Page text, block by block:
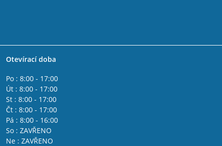
Otevírací doba
Po : 8:00 - 17:00
Út : 8:00 - 17:00
St : 8:00 - 17:00
Čt : 8:00 - 17:00
Pá : 8:00 - 16:00
So : ZAVŘENO
Ne : ZAVŘENO